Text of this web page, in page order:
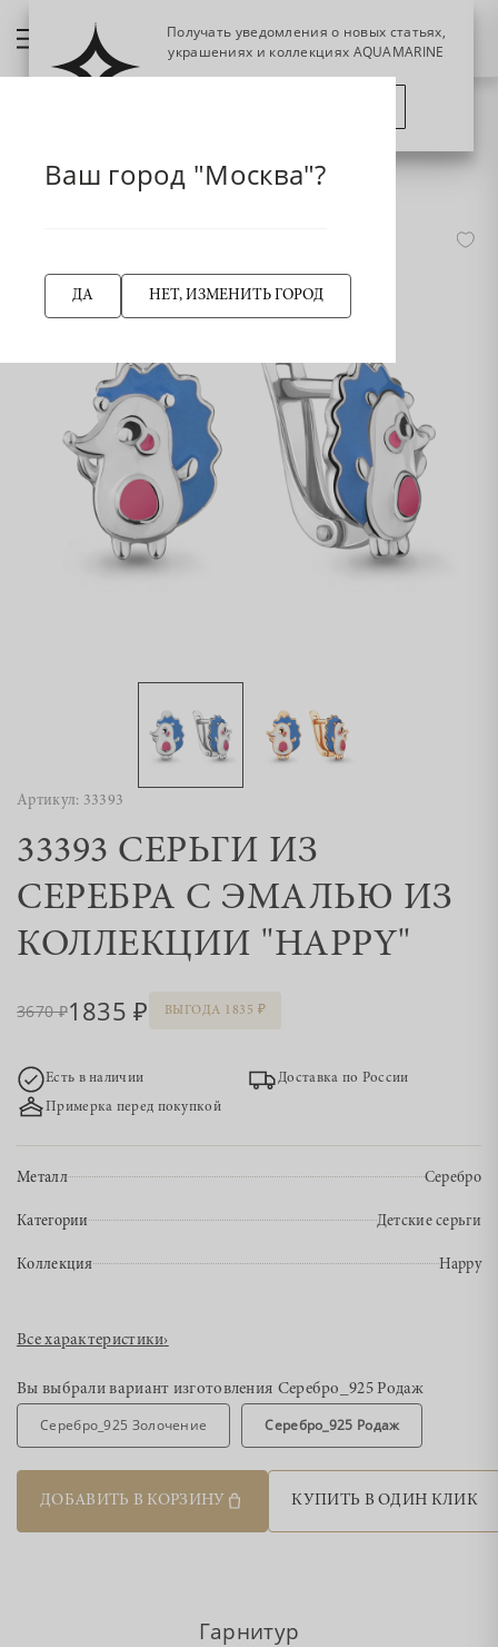
33393 Серьги из Серебра с эмалью из коллекции "Happy"
Артикул: 33393
33393 СЕРЬГИ ИЗ
СЕРЕБРА С ЭМАЛЬЮ ИЗ
КОЛЛЕКЦИИ "HAPPY"
3670 1835 ВЫГОДА 1835
Есть в наличии
Доставка по России
Примерка перед покупкой
Металл Серебро
Категории Детские серьги
Коллекция Happy
Все характеристики›
Вы выбрали вариант изготовления Серебро_925 Родаж
Серебро_925 Золочение Серебро_925 Родаж
ДОБАВИТЬ В КОРЗИНУ КУПИТЬ В ОДИН КЛИК
Гарнитур
Ваш город "Москва"?
ДА НЕТ, ИЗМЕНИТЬ ГОРОД
Получать уведомления о новых статьях,
украшениях и коллекциях AQUAMARINE